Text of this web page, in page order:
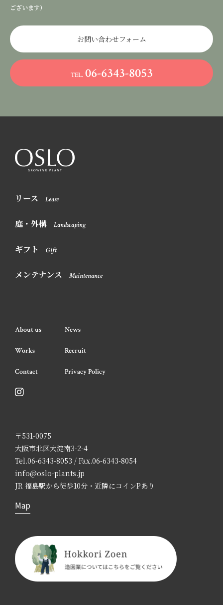
ございます）
お問い合わせフォーム
TEL. 06-6343-8053
リース Lease
庭・外構 Landscaping
ギフト Gift
メンテナンス Maintenance
About us News
Works Recruit
Contact Privacy Policy
〒531-0075
大阪市北区大淀南3-2-4
Tel.06-6343-8053 / Fax.06-6343-8054
info@oslo-plants.jp
JR 福島駅から徒歩10分・近隣にコインPあり
Map